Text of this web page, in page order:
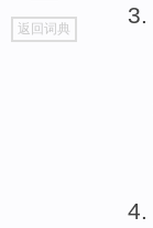
go
top
返回词典